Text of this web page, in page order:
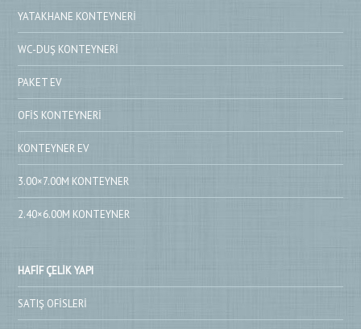
YATAKHANE KONTEYNERI
WC-DUŞ KONTEYNERI
PAKET EV
OFIS KONTEYNERI
KONTEYNER EV
3.00×7.00M KONTEYNER
2.40×6.00M KONTEYNER
HAFIF ÇELIK YAPI
SATIŞ OFISLERI